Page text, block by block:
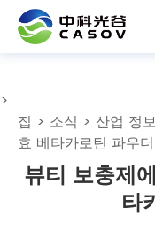
>
집 > 소식 > 산업 정보
효 베타카로틴 파우더
뷰티 보충제
타